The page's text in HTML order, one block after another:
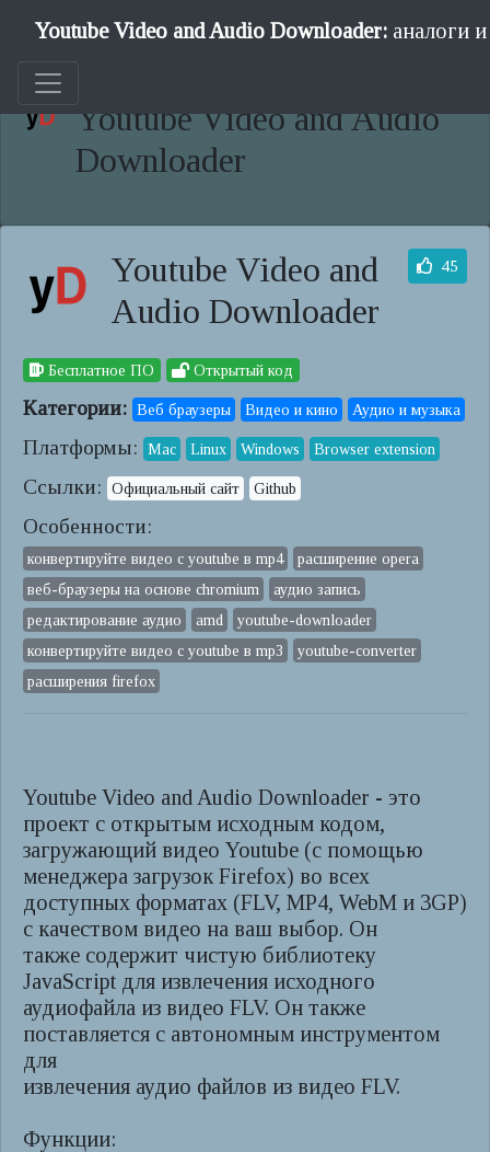
Youtube Video and Audio Downloader: аналоги
Youtube Video and Audio
Downloader
Youtube Video and
Audio Downloader
45
Бесплатное ПО Открытый код
Категории: Веб браузеры Видео и кино Аудио и музыка
Платформы: Mac Linux Windows Browser extension
Ссылки: Официальный сайт Github
Особенности:
конвертируйте видео с youtube в mp4
расширение opera
веб-браузеры на основе chromium
аудио запись
редактирование аудио
amd
youtube-downloader
конвертируйте видео с youtube в mp3
youtube-converter
расширения firefox
Youtube Video and Audio Downloader - это
проект с открытым исходным кодом,
загружающий видео Youtube (с помощью
менеджера загрузок Firefox) во всех
доступных форматах (FLV, MP4, WebM и 3GP)
с качеством видео на ваш выбор. Он
также содержит чистую библиотеку
JavaScript для извлечения исходного
аудиофайла из видео FLV. Он также
поставляется с автономным инструментом
для
извлечения аудио файлов из видео FLV.
Функции: